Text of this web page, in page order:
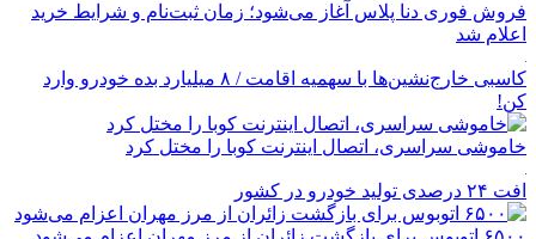
فروش فوری دنا پلاس آغاز می‌شود؛ زمان ثبت‌نام و شرایط خرید
اعلام شد
کاسبی خارج‌نشین‌ها با سهمیه اقامت / ۸ میلیارد بده خودرو وارد
کن!
خاموشی سراسری، اتصال اینترنت کوبا را مختل کرد
افت ۲۴ درصدی تولید خودرو در کشور